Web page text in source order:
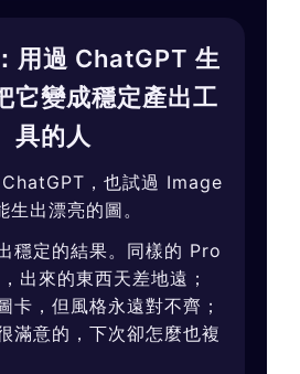
用過 ChatGPT 生
它變成穩定產出工
具的人
，也試過 Image
出漂亮的圖。
穩定的結果。同樣的 Pro
出來的東西天差地遠；
卡，但風格永遠對不齊；
滿意的，下次卻怎麼也複